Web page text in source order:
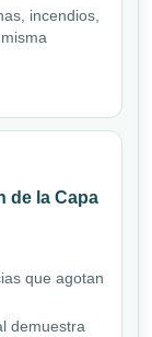
incendios,
de la Capa
que agotan
demuestra